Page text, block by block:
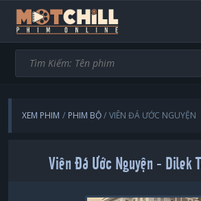
XEM PHIM PHIM BỘ VIÊN ĐÁ ƯỚC NGUYỆN
Viên Đá Ước Nguyện - Dilek